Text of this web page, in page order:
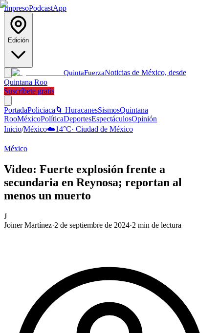
ImpresoPodcastApp
Edición
QuintaFuerzaNoticias de México, desde
Quintana Roo
Suscríbete gratis
PortadaPoliciaca 🌀 HuracanesSismosQuintana
RooMéxicoPolíticaDeportesEspectáculosOpinión
Inicio/México☁️14°C· Ciudad de México
México
Video: Fuerte explosión frente a
secundaria en Reynosa; reportan al
menos un muerto
J
Joiner Martínez·2 de septiembre de 2024·2 min de lectura